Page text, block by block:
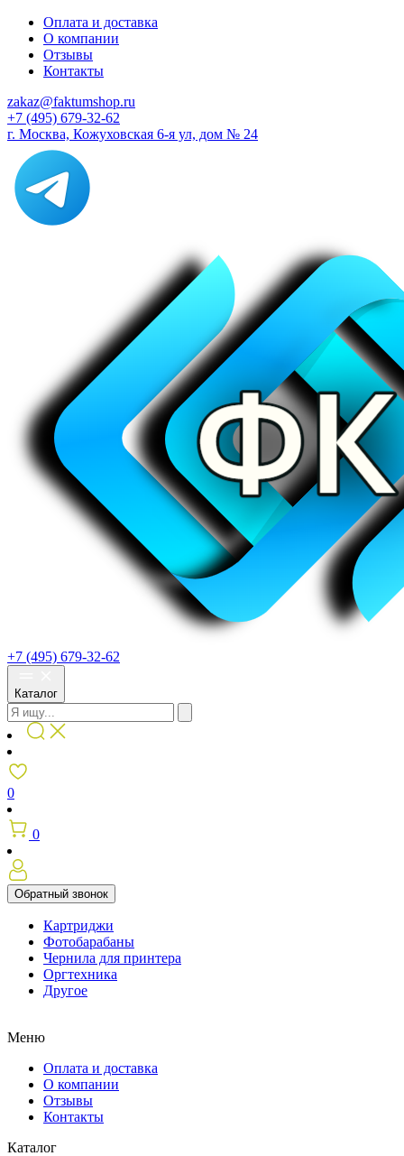
Оплата и доставка
О компании
Отзывы
Контакты
zakaz@faktumshop.ru
+7 (495) 679-32-62
г. Москва, Кожуховская 6-я ул, дом № 24
+7 (495) 679-32-62
Каталог
0
0
Обратный звонок
Картриджи
Фотобарабаны
Чернила для принтера
Оргтехника
Другое
Меню
Оплата и доставка
О компании
Отзывы
Контакты
Каталог